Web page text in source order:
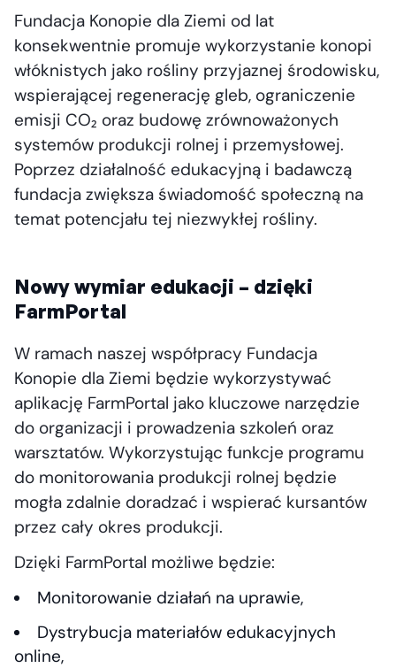
Fundacja Konopie dla Ziemi od lat
konsekwentnie promuje wykorzystanie konopi
włóknistych jako rośliny przyjaznej środowisku,
wspierającej regenerację gleb, ograniczenie
emisji CO₂ oraz budowę zrównoważonych
systemów produkcji rolnej i przemysłowej.
Poprzez działalność edukacyjną i badawczą
fundacja zwiększa świadomość społeczną na
temat potencjału tej niezwykłej rośliny.
Nowy wymiar edukacji – dzięki
FarmPortal
W ramach naszej współpracy Fundacja
Konopie dla Ziemi będzie wykorzystywać
aplikację FarmPortal jako kluczowe narzędzie
do organizacji i prowadzenia szkoleń oraz
warsztatów. Wykorzystując funkcje programu
do monitorowania produkcji rolnej będzie
mogła zdalnie doradzać i wspierać kursantów
przez cały okres produkcji.
Dzięki FarmPortal możliwe będzie:
Monitorowanie działań na uprawie,
Dystrybucja materiałów edukacyjnych
online,